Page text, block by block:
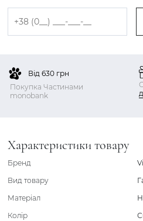
Від 630 грн
Покупка Частинами
monobank
Характеристики товару
Бренд
Вид товару
Матеріал
Колір